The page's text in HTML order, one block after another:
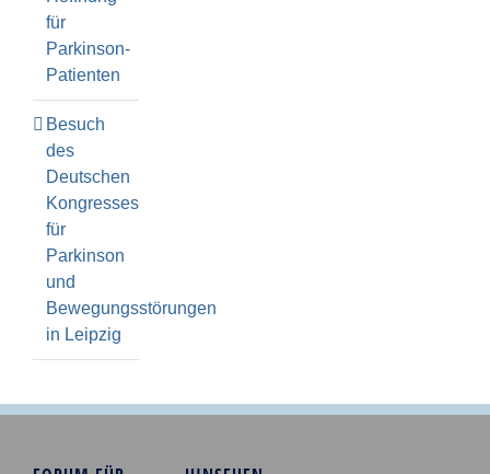
für
Parkinson-
Patienten
Besuch
des
Deutschen
Kongresses
für
Parkinson
und
Bewegungsstörungen
in Leipzig